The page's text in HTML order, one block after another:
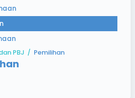
PBJ / Pemilihan